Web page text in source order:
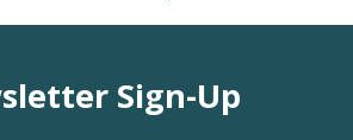
Sign-Up